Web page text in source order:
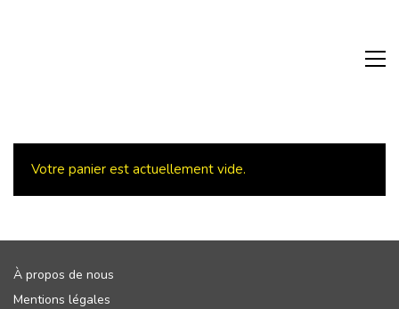
Votre panier est actuellement vide.
À propos de nous
Mentions légales